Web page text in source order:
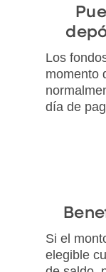
Los
momento
día de
Si el
elegible